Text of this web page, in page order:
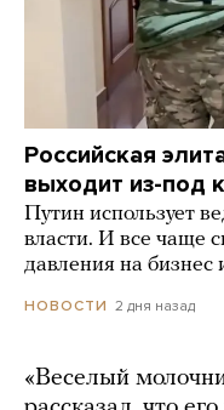
Российская
выходит из-под
Путин использует
власти. И все чаще
давления на
НОВОСТИ 2 дня назад
«Веселый